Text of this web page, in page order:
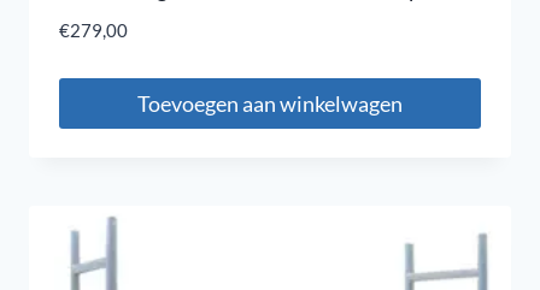
€279,00
Toevoegen aan winkelwagen